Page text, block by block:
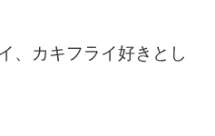
、カキフライ好きとし